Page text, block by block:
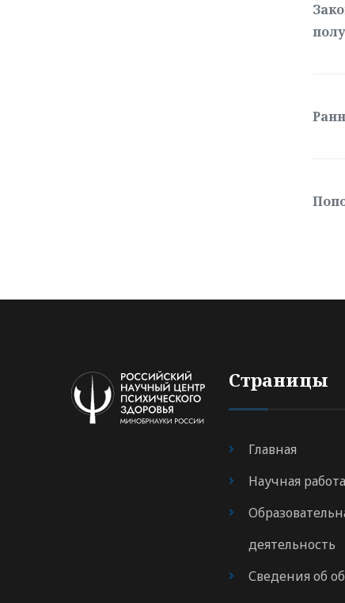
Страницы
Главная
Научная работа
деятельность
Сведения об